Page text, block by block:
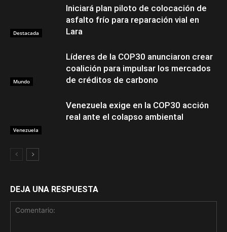
Destacada
Iniciará plan piloto de colocación de
asfalto frío para reparación vial en
Lara
Mundo
Líderes de la COP30 anunciaron crear
coalición para impulsar los mercados
de créditos de carbono
Venezuela
Venezuela exige en la COP30 acción
real ante el colapso ambiental
DEJA UNA RESPUESTA